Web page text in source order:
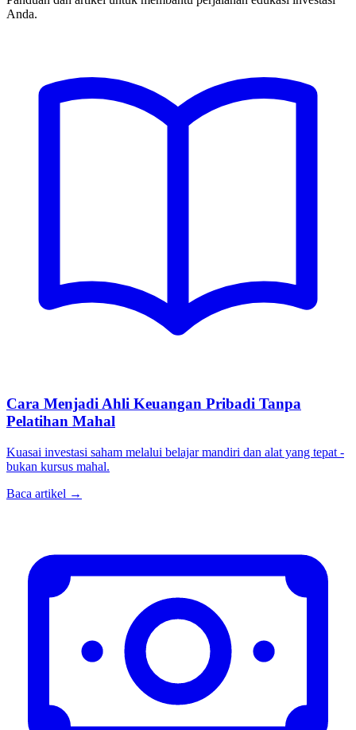
Anda.
Cara Menjadi Ahli Keuangan Pribadi Tanpa
Pelatihan Mahal
Kuasai investasi saham melalui belajar mandiri dan alat yang tepat -
bukan kursus mahal.
Baca artikel →